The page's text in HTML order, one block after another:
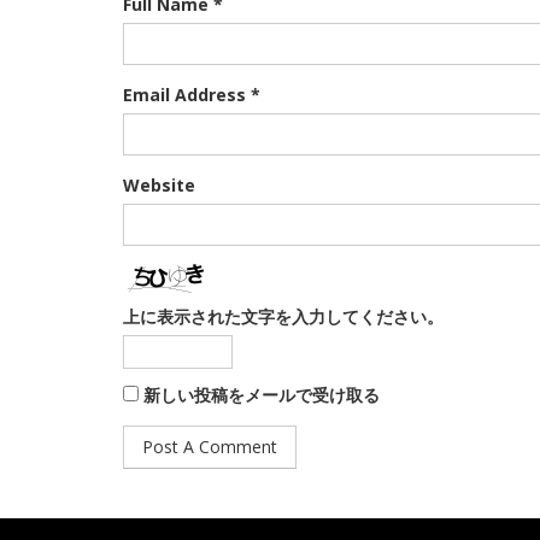
Email Address *
Website
上に表示された文字を入力してください。
新しい投稿をメールで受け取る